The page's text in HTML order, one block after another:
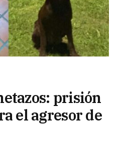
prisión
el agresor de